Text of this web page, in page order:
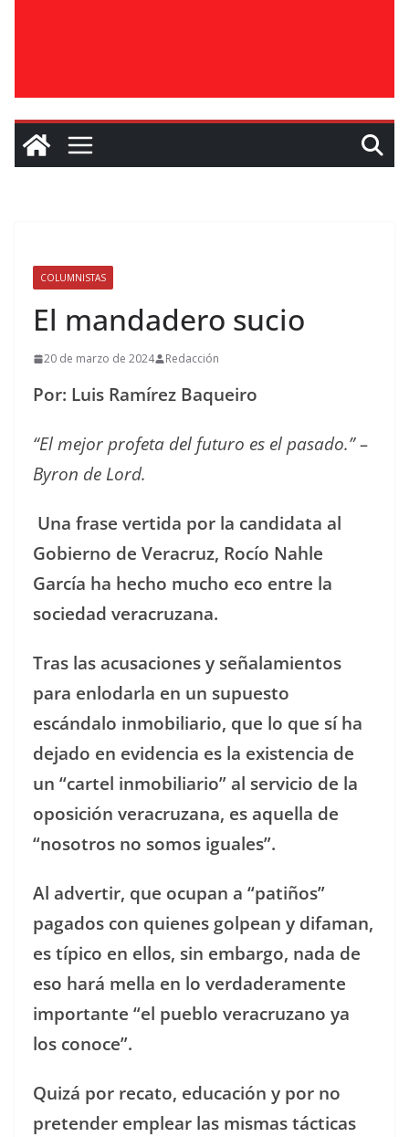
COLUMNISTAS
El mandadero sucio
20 de marzo de 2024 Redacción
Por: Luis Ramírez Baqueiro
“El mejor profeta del futuro es el pasado.” –
Byron de Lord.
Una frase vertida por la candidata al
Gobierno de Veracruz, Rocío Nahle
García ha hecho mucho eco entre la
sociedad veracruzana.
Tras las acusaciones y señalamientos
para enlodarla en un supuesto
escándalo inmobiliario, que lo que sí ha
dejado en evidencia es la existencia de
un “cartel inmobiliario” al servicio de la
oposición veracruzana, es aquella de
“nosotros no somos iguales”.
Al advertir, que ocupan a “patiños”
pagados con quienes golpean y difaman,
es típico en ellos, sin embargo, nada de
eso hará mella en lo verdaderamente
importante “el pueblo veracruzano ya
los conoce”.
Quizá por recato, educación y por no
pretender emplear las mismas tácticas